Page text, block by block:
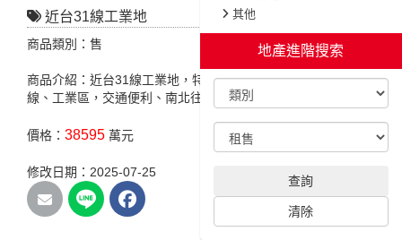
其他
地產進階搜索
查詢
清除
近台31線工業地
商品類別：售
商品介紹：近台31線工業地，特色說明:臨路 約6米，周邊:台31
線、工業區，交通便利、南北往來通暢。
價格： 38595 萬元
修改日期：2025-07-25